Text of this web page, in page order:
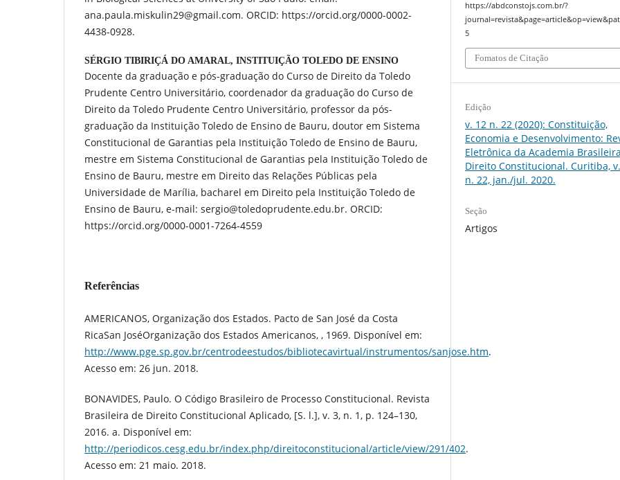
ana.paula.miskulin29@gmail.com. ORCID: https://orcid.org/0000-0002-
4438-0928.
SÉRGIO TIBIRIÇÁ DO AMARAL, INSTITUIÇÃO TOLEDO DE ENSINO
Docente da graduação e pós-graduação do Curso de Direito da Toledo
Prudente Centro Universitário, coordenador da graduação do Curso de
Direito da Toledo Prudente Centro Universitário, professor da pós-
graduação da Instituição Toledo de Ensino de Bauru, doutor em Sistema
Constitucional de Garantias pela Instituição Toledo de Ensino de Bauru,
mestre em Sistema Constitucional de Garantias pela Instituição Toledo de
Ensino de Bauru, mestre em Direito das Relações Públicas pela
Universidade de Marília, bacharel em Direito pela Instituição Toledo de
Ensino de Bauru, e-mail: sergio@toledoprudente.edu.br. ORCID:
https://orcid.org/0000-0001-7264-4559
Referências
AMERICANOS, Organização dos Estados. Pacto de San José da Costa
RicaSan JoséOrganização dos Estados Americanos, , 1969. Disponível em:
http://www.pge.sp.gov.br/centrodeestudos/bibliotecavirtual/instrumentos/sanjose.htm.
Acesso em: 26 jun. 2018.
BONAVIDES, Paulo. O Código Brasileiro de Processo Constitucional. Revista
Brasileira de Direito Constitucional Aplicado, [S. l.], v. 3, n. 1, p. 124–130,
2016. a. Disponível em:
http://periodicos.cesg.edu.br/index.php/direitoconstitucional/article/view/291/402.
Acesso em: 21 maio. 2018.
https://abdconstojs.com.br/?
5
Fomatos de Citação
Edição
v. 12 n. 22 (2020): Constituição,
Economia e Desenvolvimento:
Eletrônica da Academia
Direito Constitucional. Curitiba,
n. 22, jan./jul. 2020.
Seção
Artigos